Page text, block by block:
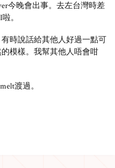
今晚會出事。去左台灣時差
。
時說話給其他人好過一點可
模樣。我幫其他人唔會咁
渡過。